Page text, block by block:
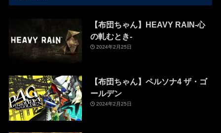
【布団ちゃん】HEAVY RAIN-心
の軋むとき-
2024年2月25日
【布団ちゃん】ペルソナ4 ザ・ゴ
ールデン
2024年2月25日